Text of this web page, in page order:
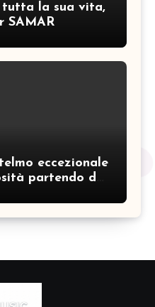
tutta la sua vita,
SAMAR
eccezionale
partendo da